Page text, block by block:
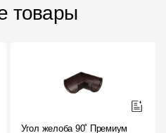
товары
Угол желоба 90˚ Премиум